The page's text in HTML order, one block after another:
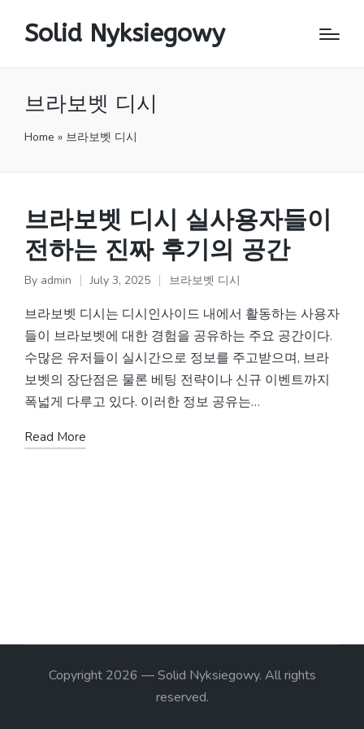
Solid Nyksiegowy
브라보벳 디시
Home » 브라보벳 디시
브라보벳 디시 실사용자들이
전하는 진짜 후기의 공간
Posted
by
By admin July 3, 2025
Posted
in
브라보벳 디시
브라보벳 디시는 디시인사이드 내에서 활동하는 사용자
들이 브라보벳에 대한 경험을 공유하는 주요 공간이다.
수많은 유저들이 실시간으로 정보를 주고받으며, 브라
보벳의 장단점은 물론 베팅 전략이나 신규 이벤트까지
폭넓게 다루고 있다. 이러한 정보 공유는…
Read More
Copyright 2026 — Solid Nyksiegowy. All rights
reserved.